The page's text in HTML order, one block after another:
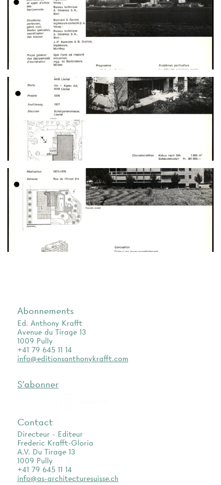
Abonnements
Ed. Anthony Krafft
Avenue du Tirage 13
1009 Pully
+41 79 645 11 14
info@editionsanthonykrafft.com
S'abonner
Contact
Directeur - Editeur
Frederic Krafft-Gloria
A.V. Du Tirage 13
1009 Pully
+41 79 645 11 14
info@as-architecturesuisse.ch